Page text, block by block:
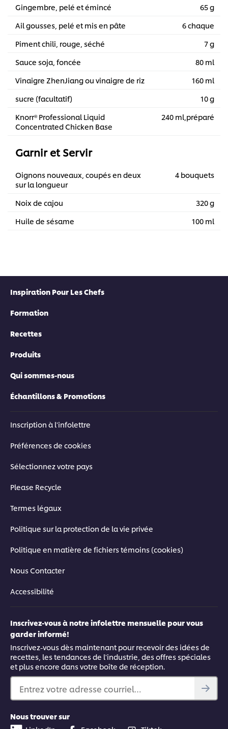
Gingembre, pelé et émincé
65 g
Ail gousses, pelé et mis en pâte
6 chaque
Piment chili, rouge, séché
7 g
Sauce soja, foncée
80 ml
Vinaigre ZhenJiang ou vinaigre de riz
160 ml
sucre (facultatif)
10 g
Knorr® Professional Liquid
Concentrated Chicken Base
240 ml,préparé
Garnir et Servir
Oignons nouveaux, coupés en deux
sur la longueur
4 bouquets
Noix de cajou
320 g
Huile de sésame
100 ml
Inspiration Pour Les Chefs
Formation
Recettes
Produits
Qui sommes-nous
Échantillons & Promotions
Inscription à l'infolettre
Préférences de cookies
Sélectionnez votre pays
Please Recycle
Termes légaux
Politique sur la protection de la vie privée
Politique en matière de fichiers témoins (cookies)
Nous Contacter
Accessibilité
Inscrivez-vous à notre infolettre mensuelle pour vous
garder informé!
Inscrivez-vous dès maintenant pour recevoir des idées de
recettes, les tendances de l'industrie, des offres spéciales
et plus encore dans votre boîte de réception.
Entrez votre adresse courriel…
Nous trouver sur